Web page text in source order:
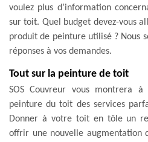
voulez plus d’information
sur toit. Quel budget devez-vous
produit de peinture utilisé ? Nous
réponses à vos demandes.
Tout sur la peinture de toit
SOS Couvreur vous montrera
peinture du toit des services
Donner à votre toit en tôle un
offrir une nouvelle augmentation